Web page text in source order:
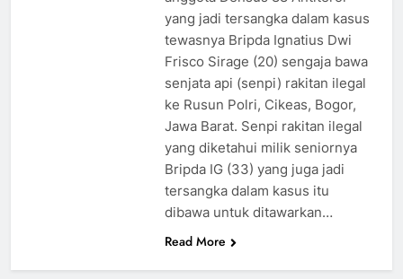
yang jadi tersangka dalam kasus
tewasnya Bripda Ignatius Dwi
Frisco Sirage (20) sengaja bawa
senjata api (senpi) rakitan ilegal
ke Rusun Polri, Cikeas, Bogor,
Jawa Barat. Senpi rakitan ilegal
yang diketahui milik seniornya
Bripda IG (33) yang juga jadi
tersangka dalam kasus itu
dibawa untuk ditawarkan…
Read More